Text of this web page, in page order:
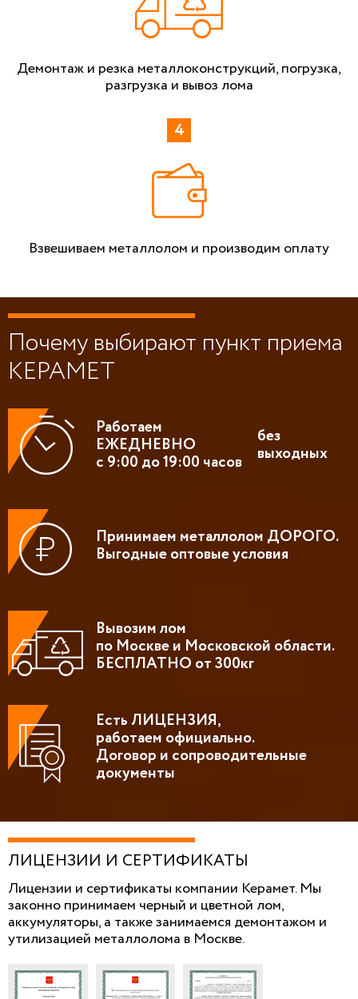
Демонтаж и резка металлоконструкций, погрузка,
разгрузка и вывоз лома
Взвешиваем металлолом и производим оплату
Почему выбирают пункт приема
КЕРАМЕТ
Работаем
ЕЖЕДНЕВНО
с 9:00 до 19:00 часов
без
выходных
Принимаем металлолом ДОРОГО.
Выгодные оптовые условия
Вывозим лом
по Москве и Московской области.
БЕСПЛАТНО от 300кг
Есть ЛИЦЕНЗИЯ,
работаем официально.
Договор и сопроводительные
документы
ЛИЦЕНЗИИ И СЕРТИФИКАТЫ
Лицензии и сертификаты компании Керамет. Мы
законно принимаем черный и цветной лом,
аккумуляторы, а также занимаемся демонтажом и
утилизацией металлолома в Москве.